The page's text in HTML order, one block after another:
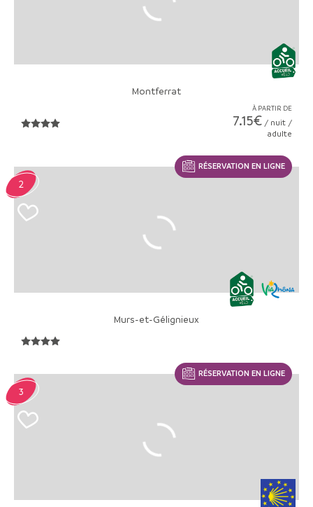
Montferrat
À PARTIR DE
7.15€ / nuit /
adulte
Murs-et-Gélignieux
2
RÉSERVATION EN LIGNE
3
RÉSERVATION EN LIGNE